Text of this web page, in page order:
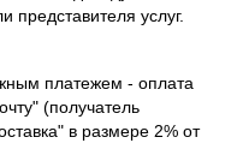
услуг.
платежем - оплата
(получатель
в размере 2% от